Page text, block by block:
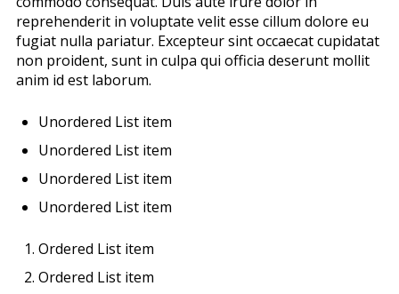
reprehenderit in voluptate velit esse cillum dolore eu
fugiat nulla pariatur. Excepteur sint occaecat cupidatat
non proident, sunt in culpa qui officia deserunt mollit
anim id est laborum.
Unordered List item
Unordered List item
Unordered List item
Unordered List item
Ordered List item
Ordered List item